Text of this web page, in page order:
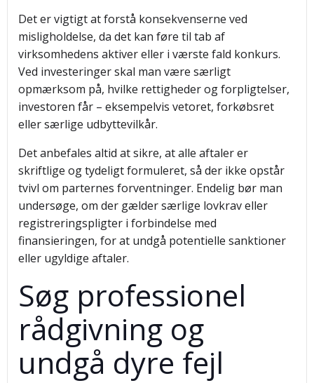
Det er vigtigt at forstå konsekvenserne ved
misligholdelse, da det kan føre til tab af
virksomhedens aktiver eller i værste fald konkurs.
Ved investeringer skal man være særligt
opmærksom på, hvilke rettigheder og forpligtelser,
investoren får – eksempelvis vetoret, forkøbsret
eller særlige udbyttevilkår.
Det anbefales altid at sikre, at alle aftaler er
skriftlige og tydeligt formuleret, så der ikke opstår
tvivl om parternes forventninger. Endelig bør man
undersøge, om der gælder særlige lovkrav eller
registreringspligter i forbindelse med
finansieringen, for at undgå potentielle sanktioner
eller ugyldige aftaler.
Søg professionel
rådgivning og
undgå dyre fejl